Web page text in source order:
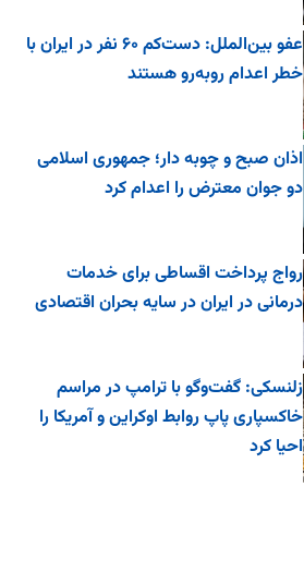
عفو بین‌الملل: دست‌کم ۶۰ نفر در ایران با
خطر اعدام روبه‌رو هستند
اذان صبح و چوبه دار؛ جمهوری اسلامی
دو جوان معترض را اعدام کرد
رواج پرداخت اقساطی برای خدمات
درمانی در ایران در سایه بحران اقتصادی
زلنسکی: گفت‌وگو با ترامپ در مراسم
خاکسپاری پاپ روابط اوکراین و آمریکا را
احیا کرد